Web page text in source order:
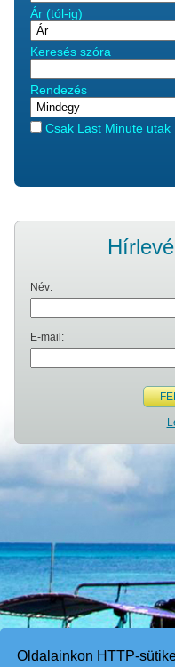
Oldalainkon HTTP-
Ár (tól-ig)
Keresés szóra
Rendezés
Csak Last Minute utak
Név:
E-mail: